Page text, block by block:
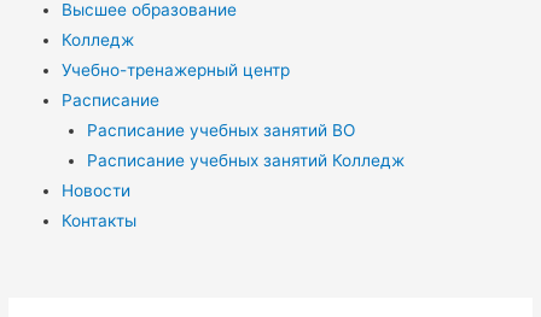
Высшее образование
Колледж
Учебно-тренажерный центр
Расписание
Расписание учебных занятий ВО
Расписание учебных занятий Колледж
Новости
Контакты